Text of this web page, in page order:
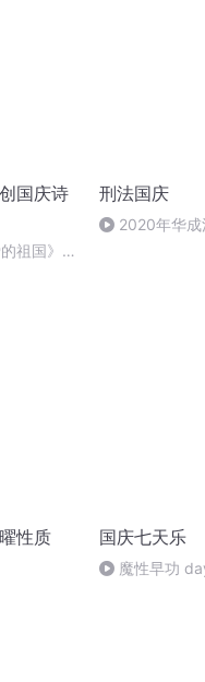
国庆诗
祖国》温
刑法国庆
2020年华成
性质 国庆七天乐
魔性早功